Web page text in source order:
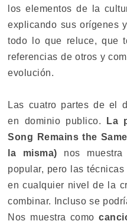
los elementos de la
explicando sus orígenes
todo lo que reluce, que
referencias de otros y
evolución.
Las cuatro partes de el
en dominio publico. La
Song Remains the
la misma) nos
popular, pero las
en cualquier nivel de la
combinar. Incluso se
Nos muestra como